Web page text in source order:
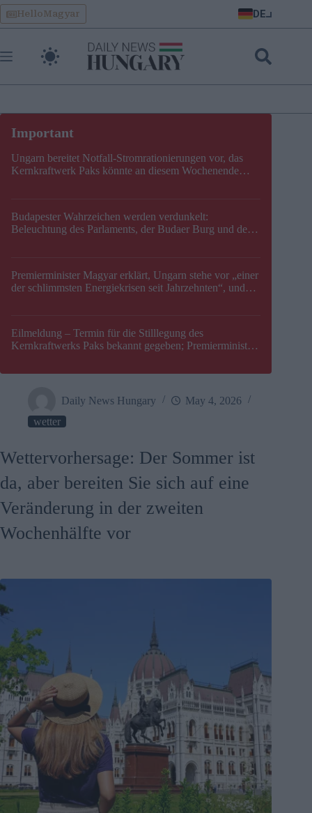
Skip
to
content
HelloMagyar DE
Ungarn bereitet Notfall-Stromrationierungen vor, das
Kernkraftwerk Paks könnte an diesem Wochenende
Budapester Wahrzeichen werden verdunkelt:
Beleuchtung des Parlaments, der Budaer Burg und der
Premierminister Magyar erklärt, Ungarn stehe vor „einer
der schlimmsten Energiekrisen seit Jahrzehnten“, und
Eilmeldung – Termin für die Stilllegung des
Kernkraftwerks Paks bekannt gegeben; Premierminister
Daily News Hungary
May 4, 2026
wetter
Wettervorhersage: Der Sommer ist
da, aber bereiten Sie sich auf eine
Veränderung in der zweiten
Wochenhälfte vor